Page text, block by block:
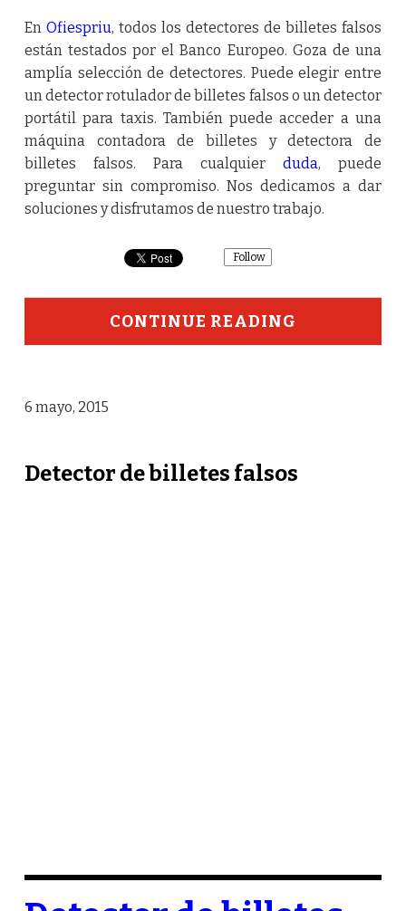
En Ofiespriu, todos los detectores de billetes falsos
están testados por el Banco Europeo. Goza de una
amplía selección de detectores. Puede elegir entre
un detector rotulador de billetes falsos o un detector
portátil para taxis. También puede acceder a una
máquina contadora de billetes y detectora de
billetes falsos. Para cualquierduda, puede
preguntar sin compromiso. Nos dedicamos a dar
soluciones y disfrutamos de nuestro trabajo.
Follow
CONTINUE READING
6 mayo, 2015
Detector de billetes falsos